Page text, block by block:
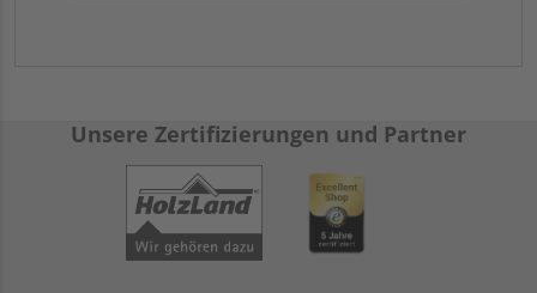
Unsere Zertifizierungen und Partner